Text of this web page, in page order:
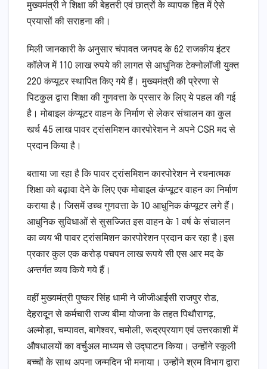
मुख्यमंत्री ने शिक्षा की बेहतरी एवं छात्रों के व्यापक हित में ऐसे
प्रयासों की सराहना की।
मिली जानकारी के अनुसार चंपावत जनपद के 62 राजकीय इंटर
कॉलेज में 110 लाख रुपये की लागत से आधुनिक टेक्नोलॉजी युक्त
220 कंप्यूटर स्थापित किए गये हैं। मुख्यमंत्री की प्रेरणा से
पिटकुल द्वारा शिक्षा की गुणवत्ता के प्रसार के लिए ये पहल की गई
है। मोबाइल कंप्यूटर वाहन के निर्माण से लेकर संचालन का कुल
खर्च 45 लाख पावर ट्रांसमिशन कारपोरेशन ने अपने CSR मद से
प्रदान किया है।
बताया जा रहा है कि पावर ट्रांसमिशन कारपोरेशन ने रचनात्मक
शिक्षा को बढ़ावा देने के लिए एक मोबाइल कंप्यूटर वाहन का निर्माण
कराया है। जिसमें उच्च गुणवत्ता के 10 आधुनिक कंप्यूटर लगे हैं।
आधुनिक सुविधाओं से सुसज्जित इस वाहन के 1 वर्ष के संचालन
का व्यय भी पावर ट्रांसमिशन कारपोरेशन प्रदान कर रहा है।इस
प्रकार कुल एक करोड़ पचपन लाख रूपये सी एस आर मद के
अन्तर्गत व्यय किये गये हैं।
वहीं मुख्यमंत्री पुष्कर सिंह धामी ने जीजीआईसी राजपुर रोड,
देहरादून से कर्मचारी राज्य बीमा योजना के तहत पिथौरागढ़,
अल्मोड़ा, चम्पावत, बागेश्वर, चमोली, रूद्रप्रयाग एवं उत्तरकाशी में
औषधालयों का वर्चुअल माध्यम से उद्घाटन किया। उन्होंने स्कूली
बच्चों के साथ अपना जन्मदिन भी मनाया। उन्होंने श्रम विभाग द्वारा